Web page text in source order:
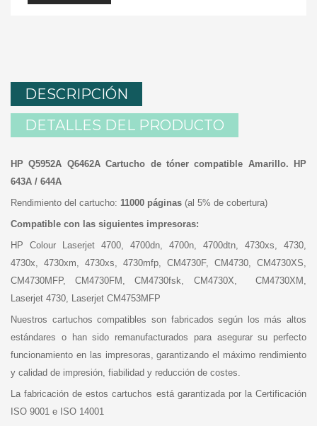
DESCRIPCIÓN
DETALLES DEL PRODUCTO
HP Q5952A Q6462A Cartucho de tóner compatible Amarillo. HP
643A / 644A
Rendimiento del cartucho: 11000 páginas (al 5% de cobertura)
Compatible con las siguientes impresoras:
HP Colour Laserjet 4700, 4700dn, 4700n, 4700dtn, 4730xs, 4730,
4730x, 4730xm, 4730xs, 4730mfp, CM4730F, CM4730, CM4730XS,
CM4730MFP, CM4730FM, CM4730fsk, CM4730X, CM4730XM,
Laserjet 4730, Laserjet CM4753MFP
Nuestros cartuchos compatibles son fabricados según los más altos
estándares o han sido remanufacturados para asegurar su perfecto
funcionamiento en las impresoras, garantizando el máximo rendimiento
y calidad de impresión, fiabilidad y reducción de costes.
La fabricación de estos cartuchos está garantizada por la Certificación
ISO 9001 e ISO 14001